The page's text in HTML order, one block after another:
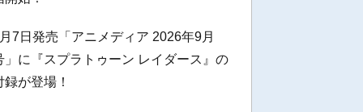
7日発売「アニメディア 2026年9月
」に『スプラトゥーン レイダース』の
録が登場！